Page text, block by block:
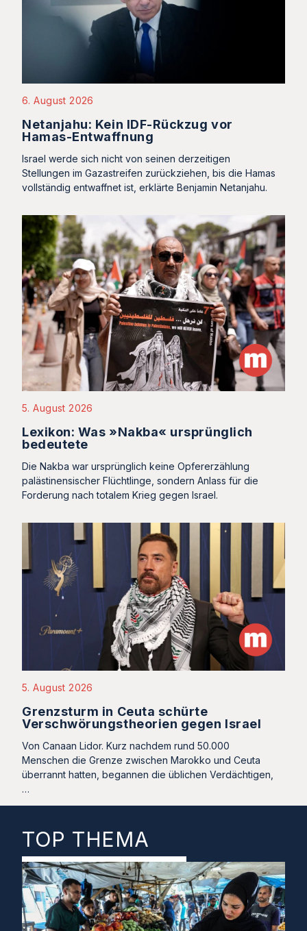
6. August 2026
Netanjahu: Kein IDF-Rückzug vor
Hamas-Entwaffnung
Israel werde sich nicht von seinen derzeitigen
Stellungen im Gazastreifen zurückziehen, bis die Hamas
vollständig entwaffnet ist, erklärte Benjamin Netanjahu.
5. August 2026
Lexikon: Was »Nakba« ursprünglich
bedeutete
Die Nakba war ursprünglich keine Opfererzählung
palästinensischer Flüchtlinge, sondern Anlass für die
Forderung nach totalem Krieg gegen Israel.
5. August 2026
Grenzsturm in Ceuta schürte
Verschwörungstheorien gegen Israel
Von Canaan Lidor. Kurz nachdem rund 50.000
Menschen die Grenze zwischen Marokko und Ceuta
überrannt hatten, begannen die üblichen Verdächtigen,
…
TOP THEMA